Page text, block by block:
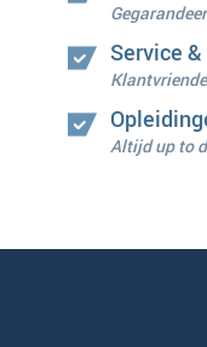
Service
Altijd up to